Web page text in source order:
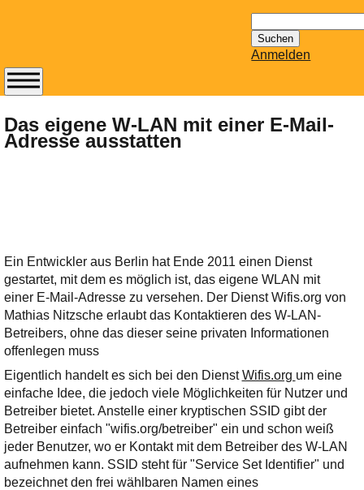
nach:
Anmelden
Das eigene W-LAN mit einer E-Mail-
Adresse ausstatten
Ein Entwickler aus Berlin hat Ende 2011 einen Dienst
gestartet, mit dem es möglich ist, das eigene WLAN mit
einer E-Mail-Adresse zu versehen. Der Dienst Wifis.org von
Mathias Nitzsche erlaubt das Kontaktieren des W-LAN-
Betreibers, ohne das dieser seine privaten Informationen
offenlegen muss
Eigentlich handelt es sich bei den DienstWifis.org um eine
einfache Idee, die jedoch viele Möglichkeiten für Nutzer und
Betreiber bietet. Anstelle einer kryptischen SSID gibt der
Betreiber einfach "wifis.org/betreiber" ein und schon weiß
jeder Benutzer, wo er Kontakt mit dem Betreiber des W-LAN
aufnehmen kann. SSID steht für "Service Set Identifier" und
bezeichnet den frei wählbaren Namen eines
Abonnieren Sie den
14-tägig
erscheinenden
bereithält!
Wie z.B. Outlook,
GMail, Thunderbird
oder auch
KuNoMail, usw.
Ihre E-Mail
Adresse:
E-Mail
E-Mail bestätigen